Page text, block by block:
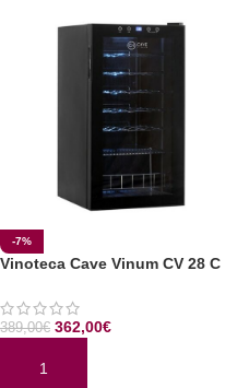
-7%
Vinoteca Cave Vinum CV 28 C
389,00€ 362,00€
AÑADIR AL CARRITO